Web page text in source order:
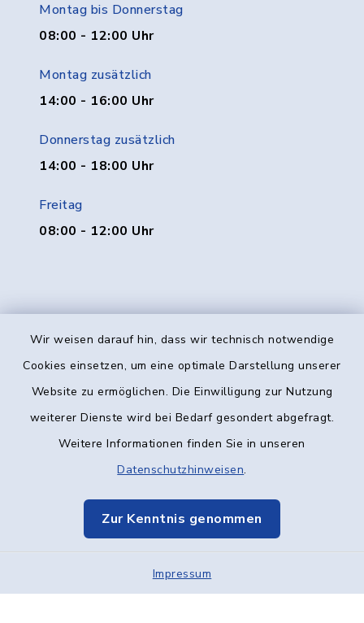
Wir weisen darauf hin, dass wir technisch notwendige
Cookies einsetzen, um eine optimale Darstellung unserer
Website zu ermöglichen. Die Einwilligung zur Nutzung
weiterer Dienste wird bei Bedarf gesondert abgefragt.
Weitere Informationen finden Sie in unseren
Datenschutzhinweisen.
Zur Kenntnis genommen
Impressum
Montag bis Donnerstag
08:00 - 12:00 Uhr
Montag zusätzlich
14:00 - 16:00 Uhr
Donnerstag zusätzlich
14:00 - 18:00 Uhr
Freitag
08:00 - 12:00 Uhr
Kontakt
Datenschutz
Elektronische Kommunikation
Sitemap